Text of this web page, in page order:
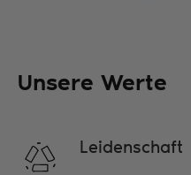
Unsere Werte
Leidenschaft